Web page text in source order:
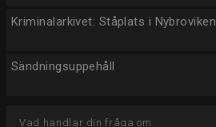
Kriminalarkivet: Ståplats i Nybroviken
Sändningsuppehåll
Vad handlar din fråga om